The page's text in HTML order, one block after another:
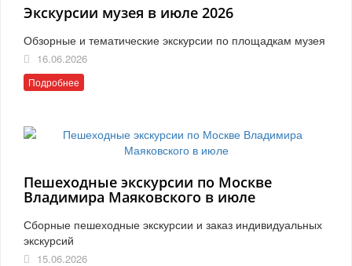
Экскурсии музея в июле 2026
Обзорные и тематические экскурсии по площадкам музея
16.06.2026
Подробнее
Пешеходные экскурсии по Москве
Владимира Маяковского в июле
Сборные пешеходные экскурсии и заказ индивидуальных
экскурсий
15.06.2026